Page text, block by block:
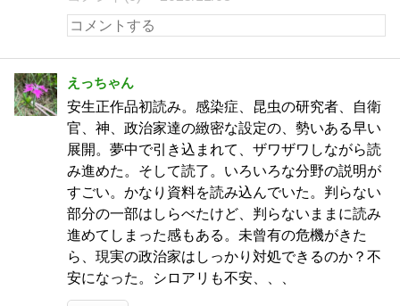
えっちゃん
安生正作品初読み。感染症、昆虫の研究者、自衛
官、神、政治家達の緻密な設定の、勢いある早い
展開。夢中で引き込まれて、ザワザワしながら読
み進めた。そして読了。いろいろな分野の説明が
すごい。かなり資料を読み込んでいた。判らない
部分の一部はしらべたけど、判らないままに読み
進めてしまった感もある。未曾有の危機がきた
ら、現実の政治家はしっかり対処できるのか？不
安になった。シロアリも不安、、、